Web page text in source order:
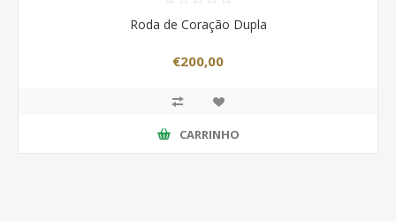
Roda de Coração Dupla
€200,00
CARRINHO